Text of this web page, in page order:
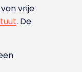
vrije
. De